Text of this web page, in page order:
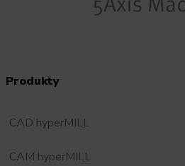
Produkty
CAD hyperMILL
CAM hyperMILL